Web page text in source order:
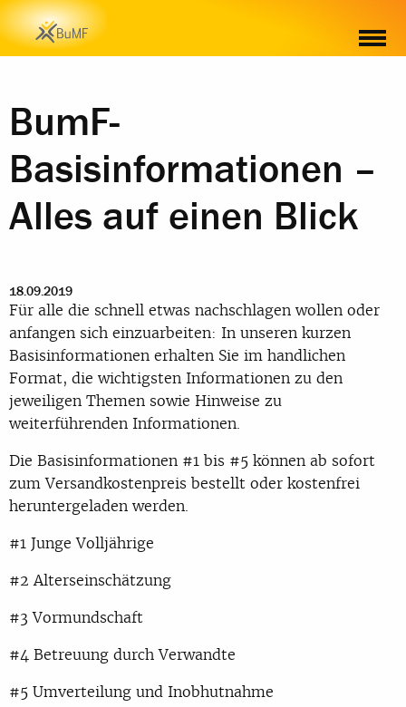
BumF-
Basisinformationen –
Alles auf einen Blick
18.09.2019
Für alle die schnell etwas nachschlagen wollen oder
anfangen sich einzuarbeiten: In unseren kurzen
Basisinformationen erhalten Sie im handlichen
Format, die wichtigsten Informationen zu den
jeweiligen Themen sowie Hinweise zu
weiterführenden Informationen.
Die Basisinformationen #1 bis #5 können ab sofort
zum Versandkostenpreis bestellt oder kostenfrei
heruntergeladen werden.
#1 Junge Volljährige
#2 Alterseinschätzung
#3 Vormundschaft
#4 Betreuung durch Verwandte
#5 Umverteilung und Inobhutnahme